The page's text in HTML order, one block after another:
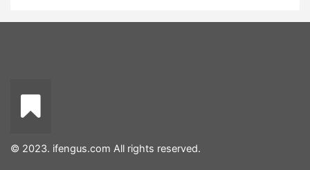
© 2023. ifengus.com All rights reserved.